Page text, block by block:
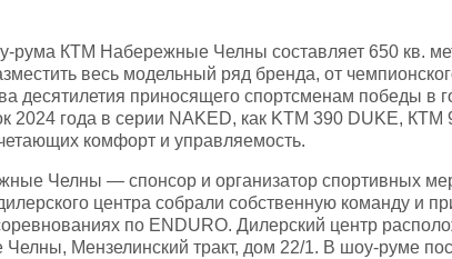
рума КТМ Набережные Челны составляет 650 кв.
весь модельный ряд бренда, от
десятилетия приносящего спортсменам победы в
2024 года в серии NAKED, как KTM 390 DUKE, КТМ
комфорт и управляемость.
Челны — спонсор и организатор спортивных
центра собрали собственную команду и
по ENDURO. Дилерский центр
Мензелинский тракт, дом 22/1. В шоу-руме